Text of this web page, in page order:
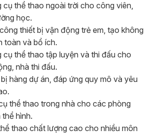
cụ thể thao ngoài trời cho công viên,
học.
thiết bị vận động trẻ em, tạo không
toàn và bổ ích.
cụ thể thao tập luyện và thi đấu cho
nhà thi đấu.
hàng dự án, đáp ứng quy mô và yêu
thể thao trong nhà cho các phòng
hình.
thao chất lượng cao cho nhiều môn